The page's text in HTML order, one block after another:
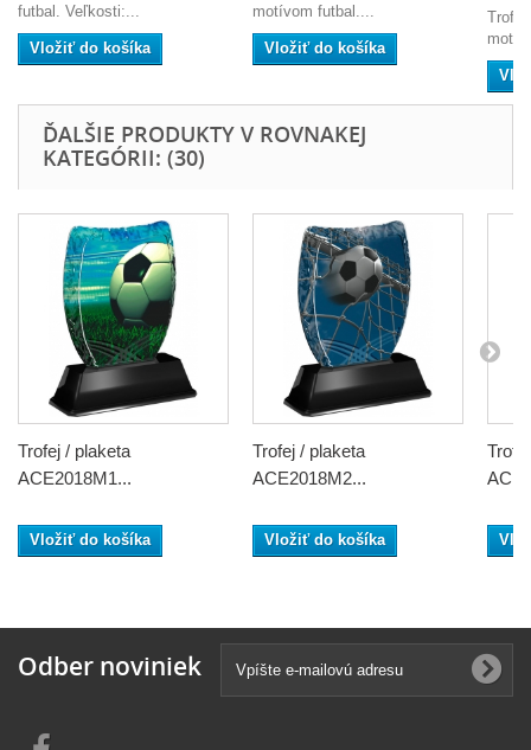
futbal. Veľkosti:...
Vložiť do košíka
motívom futbal....
Vložiť do košíka
Trofej
ĎALŠIE PRODUKTY V ROVNAKEJ
KATEGÓRII: (30)
Trofej / plaketa
ACE2018M1...
Vložiť do košíka
Trofej / plaketa
ACE2018M2...
Vložiť do košíka
Odber noviniek